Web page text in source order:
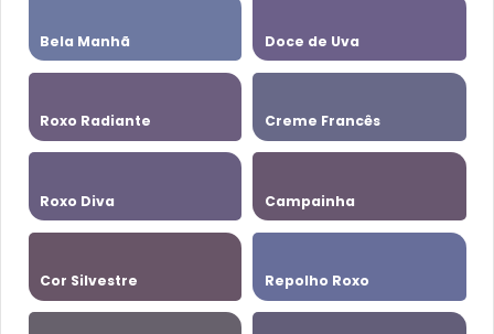
Bela Manhã Doce de Uva
Roxo Radiante Creme Francês
Roxo Diva Campainha
Cor Silvestre Repolho Roxo